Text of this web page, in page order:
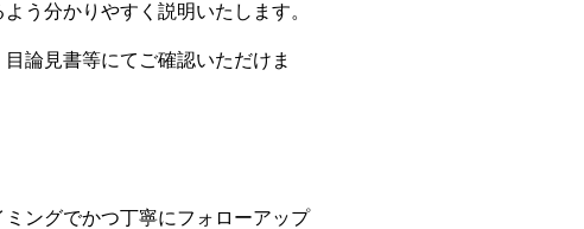
う分かりやすく説明いたします。
論見書等にてご確認いただけま
ングでかつ丁寧にフォローアップ